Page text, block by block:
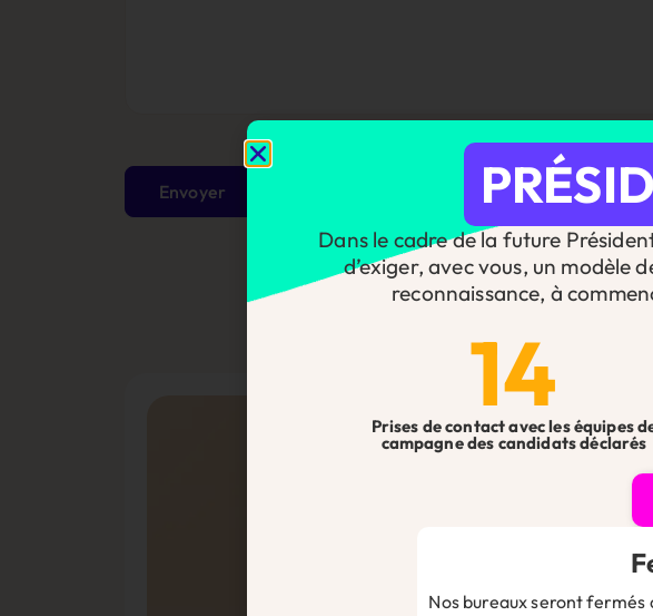
Envoyer
Nos
Dans le cadre de la future
d’exiger, avec vous, un modèle
reconnaissance, à
14
Prises de contact avec les équipes
campagne des candidats déclarés
Nos bureaux seront fermés